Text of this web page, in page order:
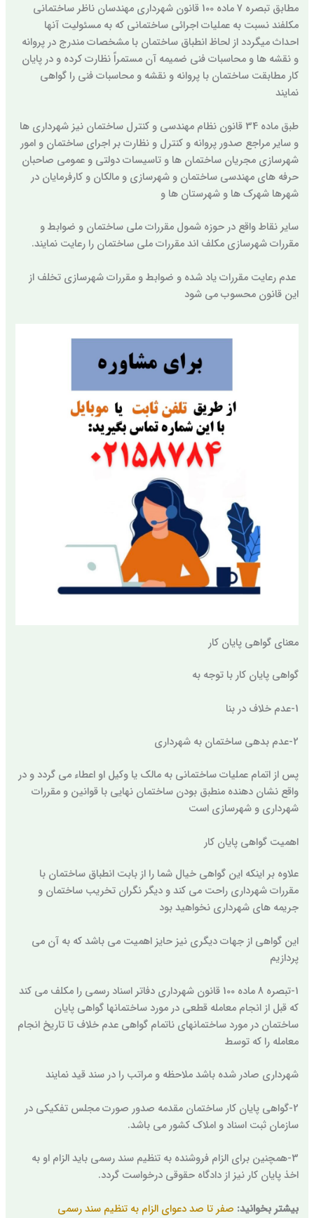
مطابق تبصره 7 ماده 100 قانون شهرداری مهندسان ناظر ساختمانی
مکلفند نسبت به عملیات اجرائی ساختمانی که به مسئولیت آنها
احداث میگردد از لحاظ انطباق ساختمان با مشخصات مندرج در پروانه
و نقشه ها و محاسبات فنی ضمیمه آن مستمراً نظارت کرده و در پایان
کار مطابقت ساختمان با پروانه و نقشه و محاسبات فنی را گواهی
نمایند
طبق ماده 34 قانون نظام مهندسی و کنترل ساختمان نیز شهرداری ها
و سایر مراجع صدور پروانه و کنترل و نظارت بر اجرای ساختمان و امور
شهرسازی مجریان ساختمان ها و تاسیسات دولتی و عمومی صاحبان
حرفه های مهندسی ساختمان و شهرسازی و مالکان و کارفرمایان در
شهرها شهرک ها و شهرستان ها و
سایر نقاط واقع در حوزه شمول مقررات ملی ساختمان و ضوابط و
مقررات شهرسازی مکلف اند مقررات ملی ساختمان را رعایت نمایند.
عدم رعایت مقررات یاد شده و ضوابط و مقررات شهرسازی تخلف از
این قانون محسوب می شود
معنای گواهی پایان کار
گواهی پایان کار با توجه به
1-عدم خلاف در بنا
2-عدم بدهی ساختمان به شهرداری
پس از اتمام عملیات ساختمانی به مالک یا وکیل او اعطاء می گردد و در
واقع نشان دهنده منطبق بودن ساختمان نهایی با قوانین و مقررات
شهرداری و شهرسازی است
اهمیت گواهی پایان کار
علاوه بر اینکه این گواهی خیال شما را از بابت انطباق ساختمان با
مقررات شهرداری راحت می کند و دیگر نگران تخریب ساختمان و
جریمه های شهرداری نخواهید بود
این گواهی از جهات دیگری نیز حایز اهمیت می باشد که به آن می
پردازیم
1-تبصره 8 ماده 100 قانون شهرداری دفاتر اسناد رسمی را مکلف می کند
که قبل از انجام معامله قطعی در مورد ساختمانها گواهی پایان
ساختمان در مورد ساختمانهای ناتمام گواهی عدم خلاف تا تاریخ انجام
معامله را که توسط
شهرداری صادر شده باشد ملاحظه و مراتب را در سند قید نمایند
2-گواهی پایان کار ساختمان مقدمه صدور صورت مجلس تفکیکی در
سازمان ثبت اسناد و املاک کشور می باشد.
3-همچنین برای الزام فروشنده به تنظیم سند رسمی باید الزام او به
اخذ پایان کار نیز از دادگاه حقوقی درخواست گردد.
بیشتر بخوانید: صفر تا صد دعوای الزام به تنظیم سند رسمی